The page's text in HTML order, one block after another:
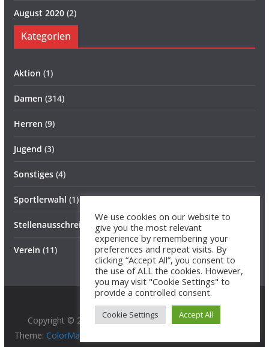
August 2020(2)
Kategorien
Aktion (1)
Damen (314)
Herren (9)
Jugend (3)
Sonstiges(4)
Sportlerwahl (1)
Stellenausschreibung(1)
Verein (11)
Copyright © 2026 BG 89 Hurricanes
. All rights reserved.
Theme: ColorMag Pro
We use cookies on our website to
give you the most relevant
experience by remembering your
preferences and repeat visits. By
clicking “Accept All”, you consent to
the use of ALL the cookies. However,
you may visit "Cookie Settings" to
provide a controlled consent.
Cookie Settings Accept All